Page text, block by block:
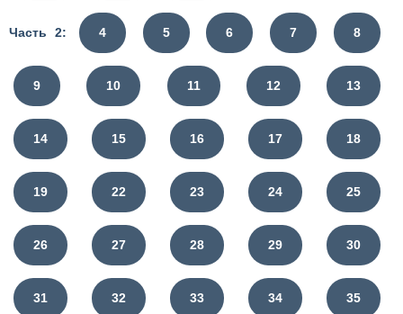
Часть 2: 4 5 6 7 8
9 10 11 12 13
14 15 16 17 18
19 22 23 24 25
26 27 28 29 30
31 32 33 34 35